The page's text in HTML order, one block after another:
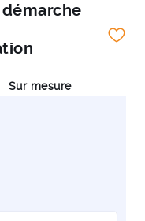
Sur mesure